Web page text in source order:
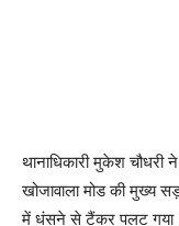
थानाधिकारी मुकेश चौधरी
खोजावाला मोड की मुख्य
में धंसने से टैंकर पलट